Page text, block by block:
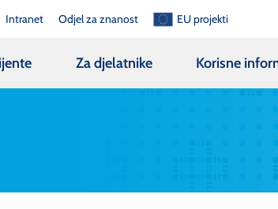
Intranet Odjel za znanost EU projekti
Za djelatnike Korisne